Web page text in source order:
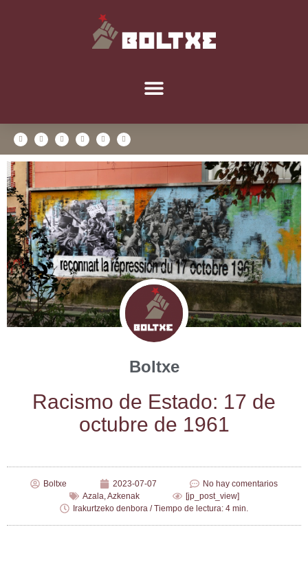
Boltxe
Racis­mo de Esta­do: 17 de
octu­bre de 1961
Boltxe 2023-07-07
No hay comentarios
Azala Azkenak
[jp_post_view]
Irakurtzeko denbora / Tiempo de lectura: 4 min.